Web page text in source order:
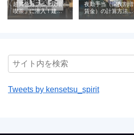
超異色カフェ「現場
喫茶」に潜入！建設
業が営む喫茶の意外
夜勤手当（深夜割増
賃金）の計算方法と
Tweets by kensetsu_spirit